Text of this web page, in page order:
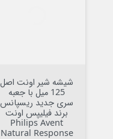
شیشه شیر اونت اصل
125 میل با جعبه
سری جدید ریسپانس
برند فیلیپس اونت
Philips Avent
Natural Response